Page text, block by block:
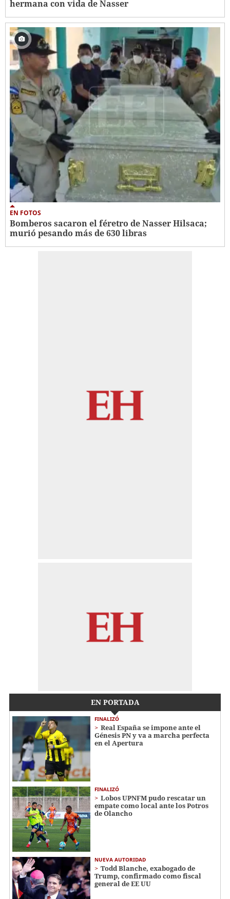
hermana con vida de Nasser
EN FOTOS
Bomberos sacaron el féretro de Nasser Hilsaca;
murió pesando más de 630 libras
EN PORTADA
FINALIZÓ
Real España se impone ante el
Génesis PN y va a marcha perfecta
en el Apertura
FINALIZÓ
Lobos UPNFM pudo rescatar un
empate como local ante los Potros
de Olancho
NUEVA AUTORIDAD
Todd Blanche, exabogado de
Trump, confirmado como fiscal
general de EE UU